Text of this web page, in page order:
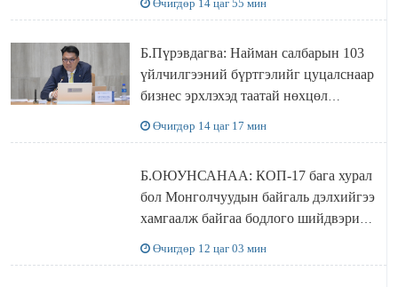
Өчигдөр 14 цаг 55 мин
Б.Пүрэвдагва: Найман салбарын 103
үйлчилгээний бүртгэлийг цуцалснаар
бизнес эрхлэхэд таатай нөхцөл
Өчигдөр 14 цаг 17 мин
Б.ОЮУНСАНАА: КОП-17 бага хурал
бол Монголчуудын байгаль дэлхийгээ
хамгаалж байгаа бодлого шийдвэрийг
Өчигдөр 12 цаг 03 мин